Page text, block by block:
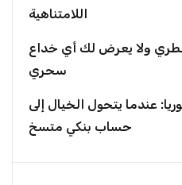
اللامتناهية
ولا يعرض لك أي خداع
سحري
عندما يتحول الخيال إلى
حساب بنكي متسخ